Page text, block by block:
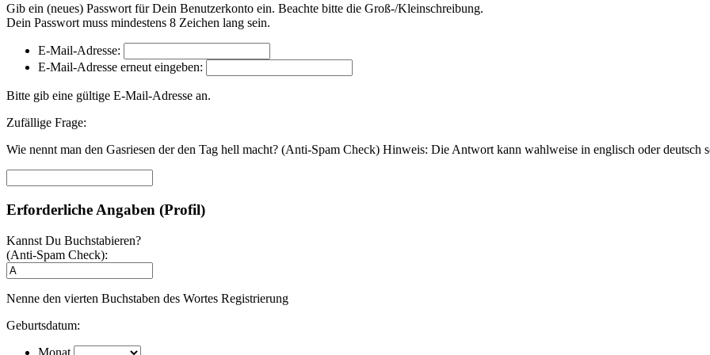
Gib ein (neues) Passwort für Dein Benutzerkonto ein. Beachte bitte die Groß-/Kleinschreibung.
Dein Passwort muss mindestens 8 Zeichen lang sein.
E-Mail-Adresse:
E-Mail-Adresse erneut eingeben:
Bitte gib eine gültige E-Mail-Adresse an.
Zufällige Frage:
Wie nennt man den Gasriesen der den Tag hell macht? (Anti-Spam Check) Hinweis: Die Antwort kann wahlweise in englisch oder deutsch
Erforderliche Angaben (Profil)
Kannst Du Buchstabieren?
(Anti-Spam Check):
Nenne den vierten Buchstaben des Wortes Registrierung
Geburtsdatum:
Monat